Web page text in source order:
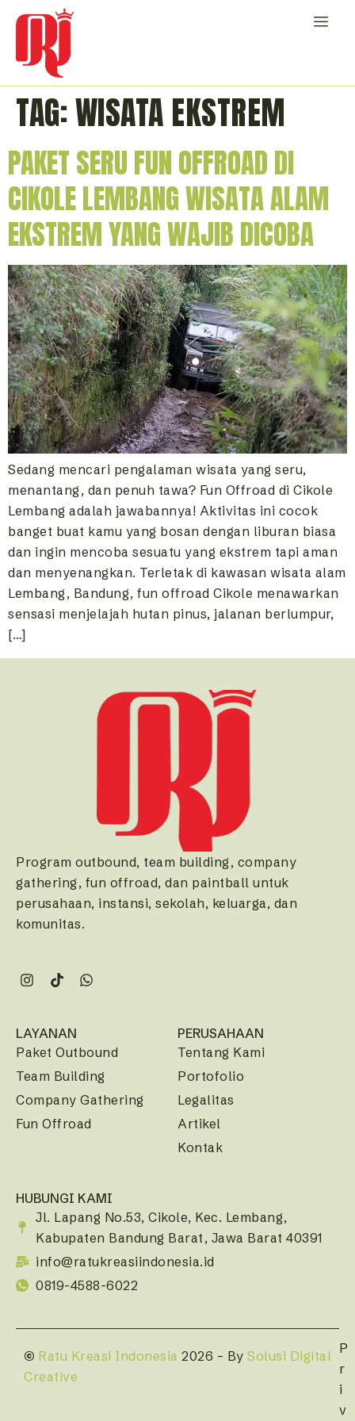
TAG:WISATA EKSTREM
PAKET SERU FUN OFFROAD DI
CIKOLE LEMBANG WISATA ALAM
EKSTREM YANG WAJIB DICOBA
Sedang mencari pengalaman wisata yang seru,
menantang, dan penuh tawa? Fun Offroad di Cikole
Lembang adalah jawabannya! Aktivitas ini cocok
banget buat kamu yang bosan dengan liburan biasa
dan ingin mencoba sesuatu yang ekstrem tapi aman
dan menyenangkan. Terletak di kawasan wisata alam
Lembang, Bandung, fun offroad Cikole menawarkan
sensasi menjelajah hutan pinus, jalanan berlumpur,
[…]
Program outbound, team building, company
gathering, fun offroad, dan paintball untuk
perusahaan, instansi, sekolah, keluarga, dan
komunitas.
LAYANAN
Paket Outbound
Team Building
Company Gathering
Fun Offroad
PERUSAHAAN
Tentang Kami
Portofolio
Legalitas
Artikel
Kontak
HUBUNGI KAMI
Jl. Lapang No.53, Cikole, Kec. Lembang,
Kabupaten Bandung Barat, Jawa Barat 40391
info@ratukreasiindonesia.id
0819-4588-6022
© Ratu Kreasi Indonesia 2026 – By Solusi Digital
Creative
P
r
i
v